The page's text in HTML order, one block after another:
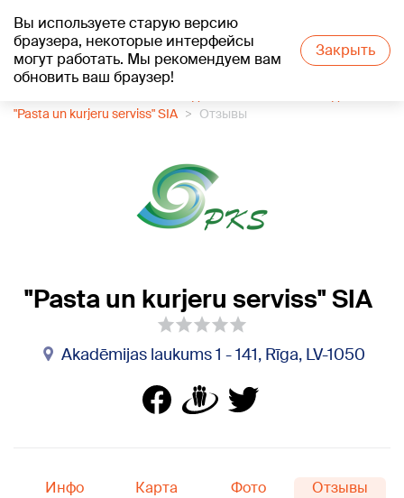
Вы используете старую версию
браузера, некоторые интерфейсы
могут работать. Мы рекомендуем вам
обновить ваш браузер!
Закрыть
+19°C
"Pasta un kurjeru serviss" SIA
Отзывы
"Pasta un kurjeru serviss" SIA
Akadēmijas laukums 1 - 141, Rīga, LV-1050
Инфо Карта Фото Отзывы